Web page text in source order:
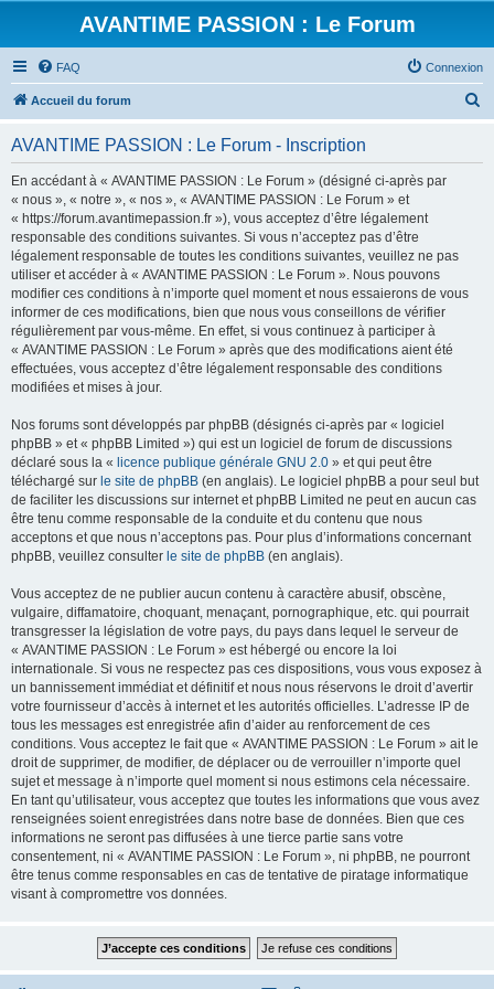
AVANTIME PASSION : Le Forum
FAQ Connexion
Accueil du forum
AVANTIME PASSION : Le Forum - Inscription
En accédant à « AVANTIME PASSION : Le Forum » (désigné ci-après par
« nous », « notre », « nos », « AVANTIME PASSION : Le Forum » et
« https://forum.avantimepassion.fr »), vous acceptez d’être légalement
responsable des conditions suivantes. Si vous n’acceptez pas d’être
légalement responsable de toutes les conditions suivantes, veuillez ne pas
utiliser et accéder à « AVANTIME PASSION : Le Forum ». Nous pouvons
modifier ces conditions à n’importe quel moment et nous essaierons de vous
informer de ces modifications, bien que nous vous conseillons de vérifier
régulièrement par vous-même. En effet, si vous continuez à participer à
« AVANTIME PASSION : Le Forum » après que des modifications aient été
effectuées, vous acceptez d’être légalement responsable des conditions
modifiées et mises à jour.
Nos forums sont développés par phpBB (désignés ci-après par « logiciel
phpBB » et « phpBB Limited ») qui est un logiciel de forum de discussions
déclaré sous la « licence publique générale GNU 2.0 » et qui peut être
téléchargé sur le site de phpBB (en anglais). Le logiciel phpBB a pour seul but
de faciliter les discussions sur internet et phpBB Limited ne peut en aucun cas
être tenu comme responsable de la conduite et du contenu que nous
acceptons et que nous n’acceptons pas. Pour plus d’informations concernant
phpBB, veuillez consulter le site de phpBB (en anglais).
Vous acceptez de ne publier aucun contenu à caractère abusif, obscène,
vulgaire, diffamatoire, choquant, menaçant, pornographique, etc. qui pourrait
transgresser la législation de votre pays, du pays dans lequel le serveur de
« AVANTIME PASSION : Le Forum » est hébergé ou encore la loi
internationale. Si vous ne respectez pas ces dispositions, vous vous exposez à
un bannissement immédiat et définitif et nous nous réservons le droit d’avertir
votre fournisseur d’accès à internet et les autorités officielles. L’adresse IP de
tous les messages est enregistrée afin d’aider au renforcement de ces
conditions. Vous acceptez le fait que « AVANTIME PASSION : Le Forum » ait le
droit de supprimer, de modifier, de déplacer ou de verrouiller n’importe quel
sujet et message à n’importe quel moment si nous estimons cela nécessaire.
En tant qu’utilisateur, vous acceptez que toutes les informations que vous avez
renseignées soient enregistrées dans notre base de données. Bien que ces
informations ne seront pas diffusées à une tierce partie sans votre
consentement, ni « AVANTIME PASSION : Le Forum », ni phpBB, ne pourront
être tenus comme responsables en cas de tentative de piratage informatique
visant à compromettre vos données.